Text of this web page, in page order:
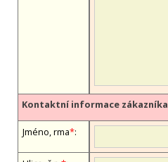
Kontaktní informace zákazníka
Jméno, firma*: